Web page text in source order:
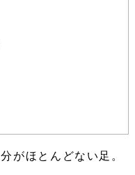
がほとんどない足。